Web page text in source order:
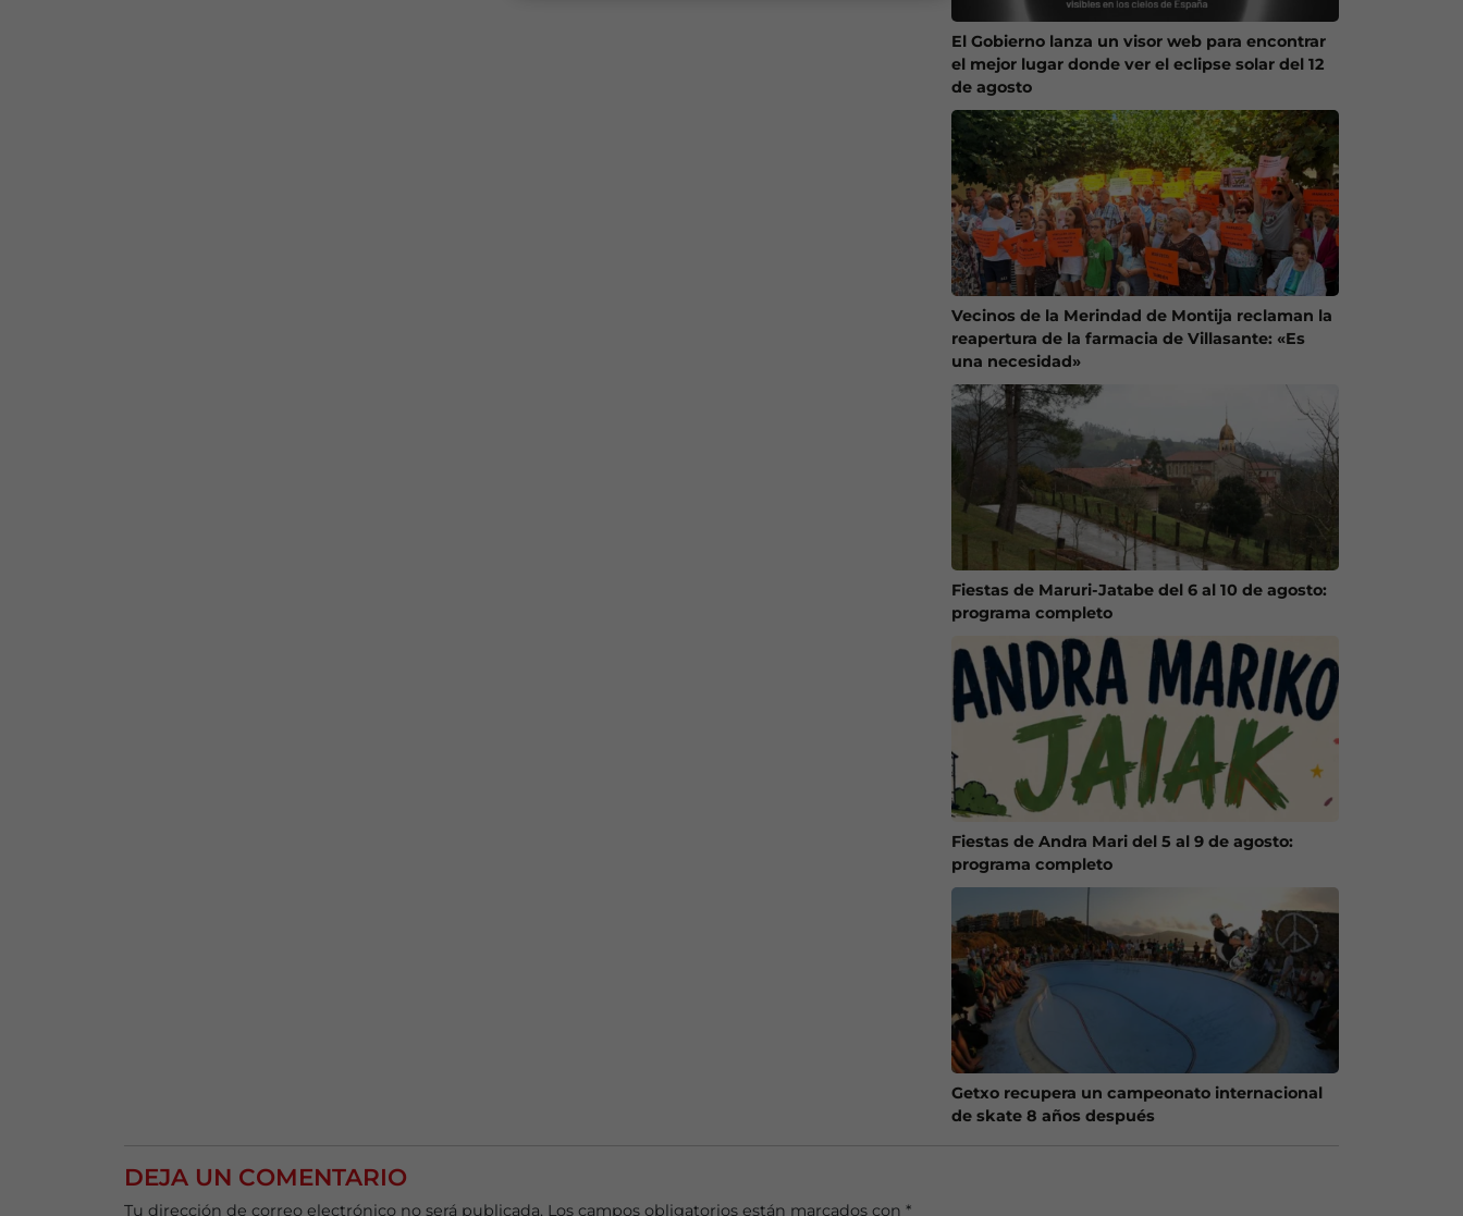
El Gobierno lanza un visor web para encontrar
el mejor lugar donde ver el eclipse solar del 12
de agosto
Vecinos de la Merindad de Montija reclaman la
reapertura de la farmacia de Villasante: «Es
una necesidad»
Fiestas de Maruri-Jatabe del 6 al 10 de agosto:
programa completo
Fiestas de Andra Mari del 5 al 9 de agosto:
programa completo
Getxo recupera un campeonato internacional
de skate 8 años después
DEJA UN COMENTARIO
Tu dirección de correo electrónico no será publicada. Los campos obligatorios están marcados con *